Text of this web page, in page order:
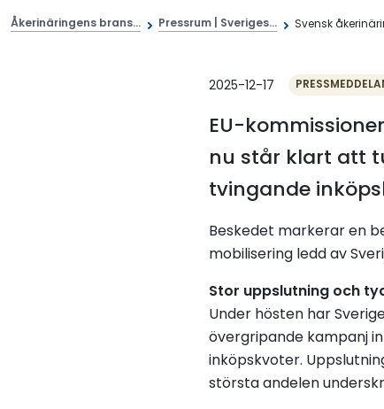
Åkerinäringens brans... Pressrum | Sveriges... Svensk
2025-12-17
EU-
nu står klart att
tvingande
Beskedet markerar en
mobilisering ledd av
Stor uppslutning och
Under hösten har
övergripande kampanj
inköpskvoter.
största andelen